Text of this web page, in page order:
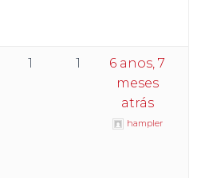
1 1
6 anos, 7
meses
atrás
hampler